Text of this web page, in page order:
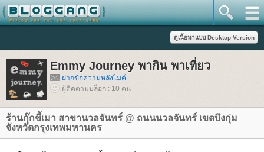
Emmy Journey พากิน พาเที่ยว
ฝากข้อความหลังไมค์
ผู้ติดตามบล็อก : 10 คน
ร้านกุ๊กขี้เมา สาขานวลจันทร์ @ ถนนนวลจันทร์ เขตบึงกุ่ม
จังหวัดกรุงเทพมหานคร